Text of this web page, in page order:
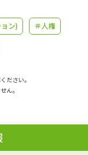
説
ついて
ン) ＃人権
ださい。
ん。